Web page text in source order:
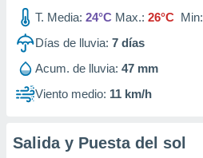
T. Media: 24°C Max.: 26°C Min:
Días de lluvia: 7 días
Acum. de lluvia: 47 mm
Viento medio: 11 km/h
Salida y Puesta del sol